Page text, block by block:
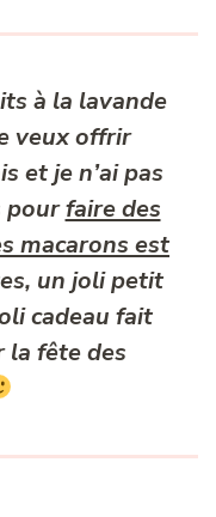
à la lavande
veux offrir
et je n’ai pas
pourfaire des
macarons est
un joli petit
cadeau fait
la fête des